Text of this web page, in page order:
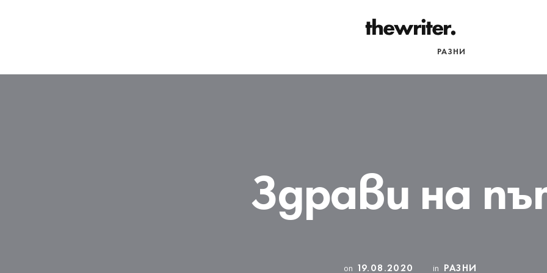
РАЗНИ
Здрави на
on 19.08.2020 in РАЗНИ